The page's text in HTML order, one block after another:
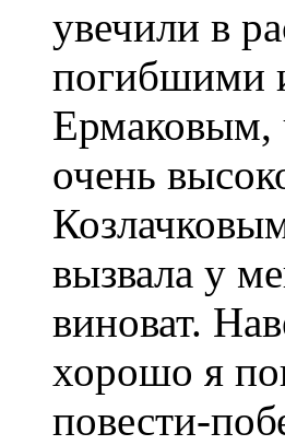
увечили в
погибшими
Ермаковым,
очень
вызвала у
виноват.
хорошо я
повести-